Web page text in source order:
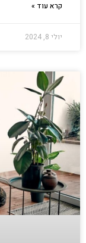
קרא עוד »
יולי 8, 2024